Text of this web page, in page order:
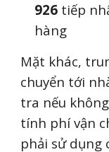
926 tiếp
hàng
Mặt khác,
chuyển tới
tra nếu
tính phí vận
phải sử dụng